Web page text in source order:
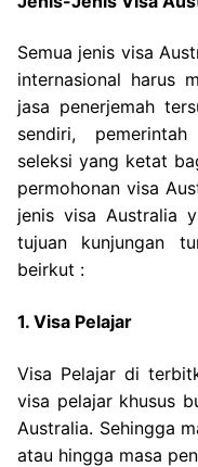
Semua jenis visa
internasional harus
jasa penerjemah
sendiri,
seleksi yang ketat
permohonan visa
jenis visa Australia
tujuan kunjungan
beirkut :
1. Visa Pelajar
Visa Pelajar di
visa pelajar khusus
Australia. Sehingga
atau hingga masa